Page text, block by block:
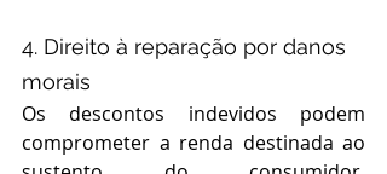
4. Direito à reparação por danos
morais
Os descontos indevidos podem
comprometer a renda destinada ao